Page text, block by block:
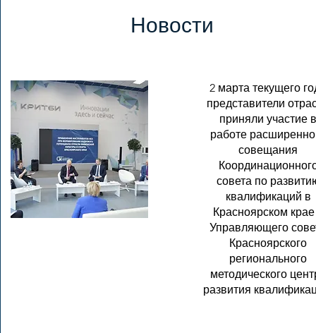
Новости
2 марта текущего
представители
приняли участие
работе
совещания
совета по
квалификаций в
Красноярском
Управляющего
Красноярского
регионального
методического
развития